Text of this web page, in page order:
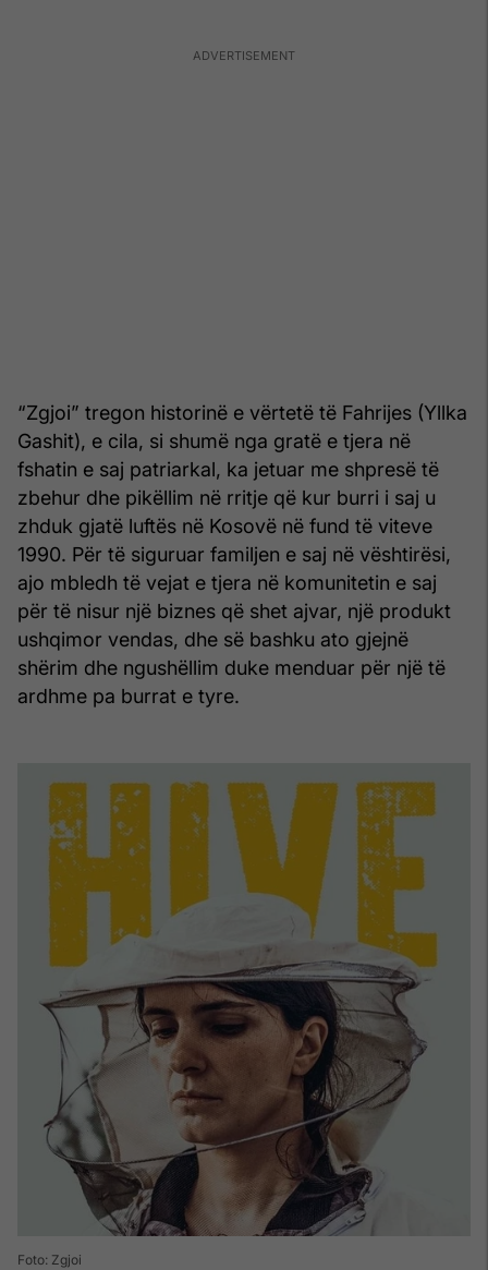
“Zgjoi” tregon historinë e vërtetë të Fahrijes (Yllka
Gashit), e cila, si shumë nga gratë e tjera në
fshatin e saj patriarkal, ka jetuar me shpresë të
zbehur dhe pikëllim në rritje që kur burri i saj u
zhduk gjatë luftës në Kosovë në fund të viteve
1990. Për të siguruar familjen e saj në vështirësi,
ajo mbledh të vejat e tjera në komunitetin e saj
për të nisur një biznes që shet ajvar, një produkt
ushqimor vendas, dhe së bashku ato gjejnë
shërim dhe ngushëllim duke menduar për një të
ardhme pa burrat e tyre.
Foto: Zgjoi